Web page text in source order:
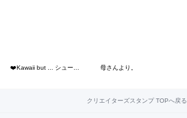
母さんより。
クリエイターズスタンプ TOPへ戻る